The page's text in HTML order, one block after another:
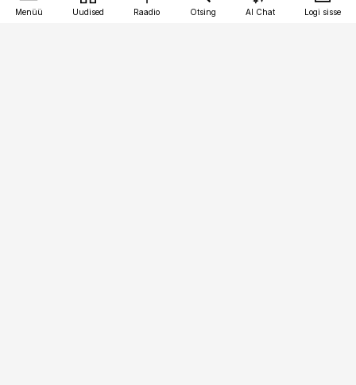
Menüü Uudised Raadio Otsing AI Chat Logi sisse